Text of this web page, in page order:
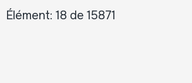
Élément: 18 de 15871